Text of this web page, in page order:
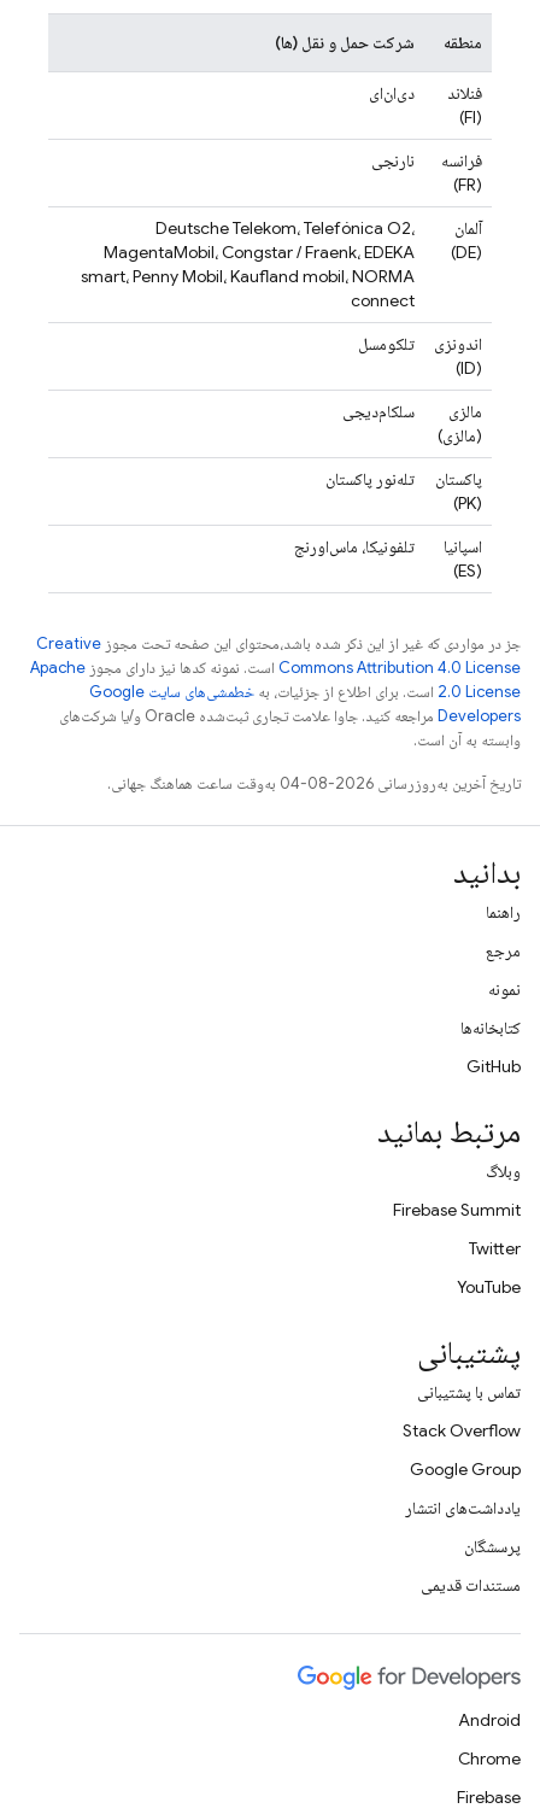
منطقه شرکت حمل و نقل (ها)
فنلاند
(FI)
دی‌ان‌ای
فرانسه
(FR)
نارنجی
آلمان
(DE)
Deutsche Telekom، Telefónica O2،
MagentaMobil، Congstar / Fraenk، EDEKA
smart، Penny Mobil، Kaufland mobil، NORMA
connect
اندونزی
(ID)
تلکومسل
مالزی
(مالزی)
سلکام‌دیجی
پاکستان
(PK)
تله‌نور پاکستان
اسپانیا
(ES)
تلفونیکا، ماس‌اورنج
جز در مواردی که غیر از این ذکر شده باشد،‌محتوای این صفحه تحت مجوز Creative
Commons Attribution 4.0 License است. نمونه کدها نیز دارای مجوز Apache
2.0 License است. برای اطلاع از جزئیات، به
خطمشی‌های سایت Google
Developers‏
مراجعه کنید. جاوا علامت تجاری ثبت‌شده Oracle و/یا شرکت‌های
وابسته به آن است.
تاریخ آخرین به‌روزرسانی 2026-08-04 به‌وقت ساعت هماهنگ جهانی.
بدانید
راهنما
مرجع
نمونه
کتابخانه‌ها
GitHub
مرتبط بمانید
وبلاگ
Firebase Summit
Twitter
YouTube
پشتیبانی
تماس با پشتیبانی
Stack Overflow
Google Group
یادداشت‌های انتشار
پرسشگان
مستندات قدیمی
Android
Chrome
Firebase